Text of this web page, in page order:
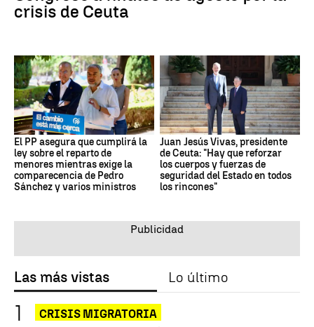
crisis de Ceuta
El PP asegura que cumplirá la
ley sobre el reparto de
menores mientras exige la
comparecencia de Pedro
Sánchez y varios ministros
Juan Jesús Vivas, presidente
de Ceuta: "Hay que reforzar
los cuerpos y fuerzas de
seguridad del Estado en todos
los rincones"
Las más vistas Lo último
CRISIS MIGRATORIA